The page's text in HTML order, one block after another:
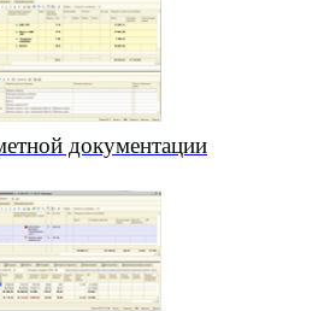
документации